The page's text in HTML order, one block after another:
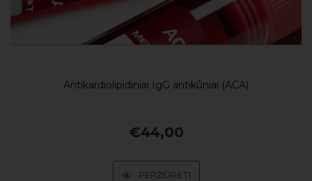
Antikardiolipidiniai IgG antikūniai (ACA)
€44,00
PERŽIŪRĖTI